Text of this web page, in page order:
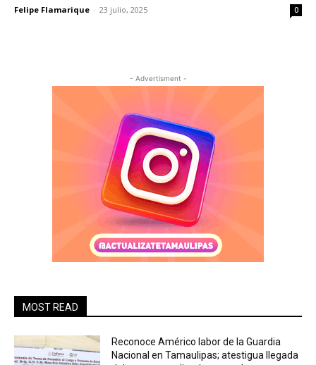
Felipe Flamarique - 23 julio, 2025 0
- Advertisment -
MOST READ
Reconoce Américo labor de la Guardia
Nacional en Tamaulipas; atestigua llegada